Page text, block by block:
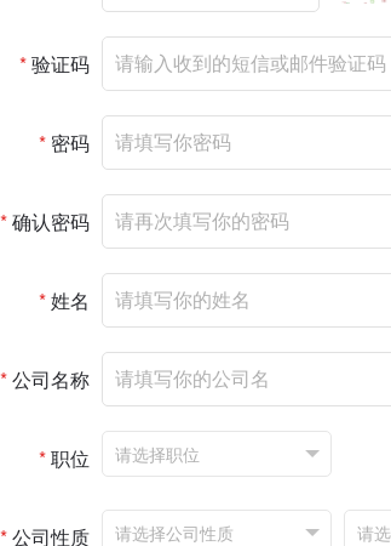
*验证码
* 密码
*确认密码
*姓名
*公司名称
*职位
*公司性质